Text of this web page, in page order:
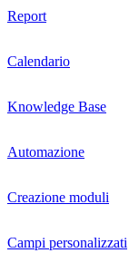
Report
Calendario
Knowledge Base
Automazione
Creazione moduli
Campi personalizzati